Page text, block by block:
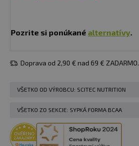
Pozrite si ponúkané alternatívy.
Doprava od 2,90 € nad 69 € ZADARMO.
VŠETKO OD VÝROBCU: SCITEC NUTRITION
VŠETKO ZO SEKCIE: SYPKÁ FORMA BCAA